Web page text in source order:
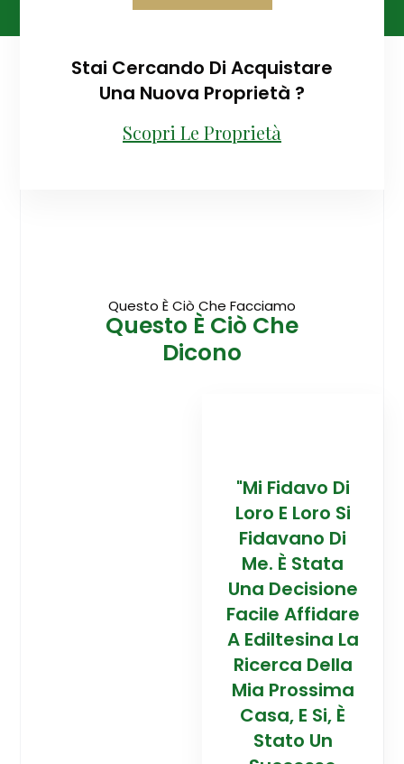
Stai Cercando Di Acquistare
Una Nuova Proprietà ?
Scopri Le Proprietà
Questo È Ciò Che Facciamo
Questo È Ciò Che
Dicono
"Mi Fidavo Di
Loro E Loro Si
Fidavano Di
Me. È Stata
Una Decisione
Facile Affidare
A Ediltesina La
Ricerca Della
Mia Prossima
Casa, E Si, È
Stato Un